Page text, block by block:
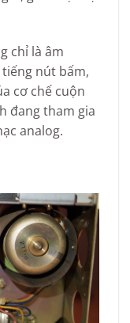
chỉ là âm
nút bấm,
cơ chế cuộn
đang tham gia
analog.